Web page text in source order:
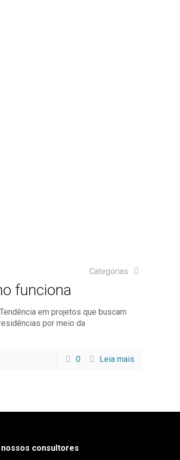
Categorias
funciona
em projetos que buscam
por meio da
0 Leia mais
nossos consultores